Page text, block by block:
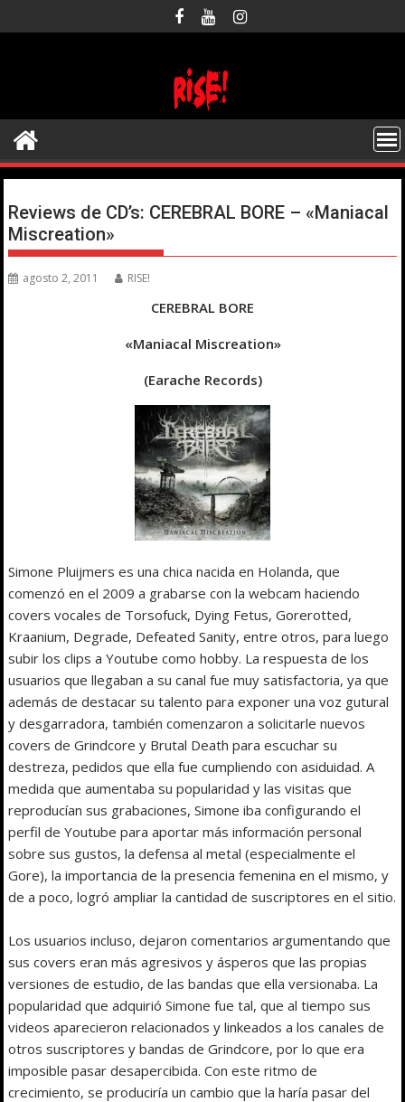
al
Reviews de CD’s: CEREBRAL BORE – «Maniacal
Miscreation»
agosto 2, 2011 RISE!
CEREBRAL BORE
«Maniacal Miscreation»
(Earache Records)
Simone Pluijmers es una chica nacida en Holanda, que
comenzó en el 2009 a grabarse con la webcam haciendo
covers vocales de Torsofuck, Dying Fetus, Gorerotted,
Kraanium, Degrade, Defeated Sanity, entre otros, para luego
subir los clips a Youtube como hobby. La respuesta de los
usuarios que llegaban a su canal fue muy satisfactoria, ya que
además de destacar su talento para exponer una voz gutural
y desgarradora, también comenzaron a solicitarle nuevos
covers de Grindcore y Brutal Death para escuchar su
destreza, pedidos que ella fue cumpliendo con asiduidad. A
medida que aumentaba su popularidad y las visitas que
reproducían sus grabaciones, Simone iba configurando el
perfil de Youtube para aportar más información personal
sobre sus gustos, la defensa al metal (especialmente el
Gore), la importancia de la presencia femenina en el mismo, y
de a poco, logró ampliar la cantidad de suscriptores en el sitio.
Los usuarios incluso, dejaron comentarios argumentando que
sus covers eran más agresivos y ásperos que las propias
versiones de estudio, de las bandas que ella versionaba. La
popularidad que adquirió Simone fue tal, que al tiempo sus
videos aparecieron relacionados y linkeados a los canales de
otros suscriptores y bandas de Grindcore, por lo que era
imposible pasar desapercibida. Con este ritmo de
crecimiento, se produciría un cambio que la haría pasar del